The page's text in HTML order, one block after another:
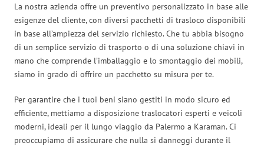
La nostra azienda offre un preventivo personalizzato in base alle
esigenze del cliente, con diversi pacchetti di trasloco disponibili
in base all’ampiezza del servizio richiesto. Che tu abbia bisogno
di un semplice servizio di trasporto o di una soluzione chiavi in
mano che comprende l’imballaggio e lo smontaggio dei mobili,
siamo in grado di offrire un pacchetto su misura per te.
Per garantire che i tuoi beni siano gestiti in modo sicuro ed
efficiente, mettiamo a disposizione traslocatori esperti e veicoli
moderni, ideali per il lungo viaggio da Palermo a Karaman. Ci
preoccupiamo di assicurare che nulla si danneggi durante il